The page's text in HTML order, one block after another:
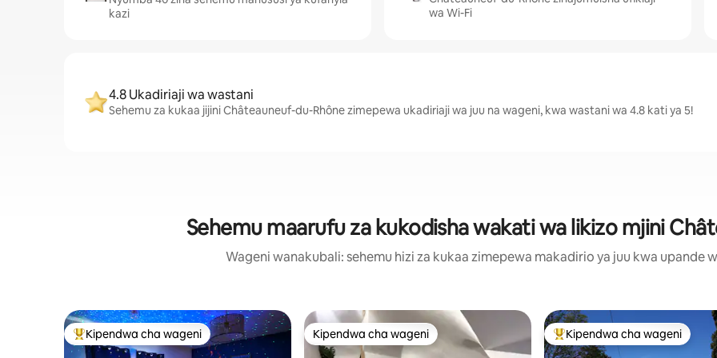
kazi
wa Wi-Fi
4.8 Ukadiriaji wa wastani
Sehemu za kukaa jijini Châteauneuf-du-Rhône zimepewa ukadiriaji wa juu na wageni, kwa wastani wa 4.8 kati ya 5!
Sehemu maarufu za kukodisha wakati wa likizo mjini
Wageni wanakubali: sehemu hizi za kukaa zimepewa makadirio ya juu kwa upande
Kipendwa maarufu cha wageni
Kipendwa cha wageni Kipendwa cha wageni
Kipendwa cha wageni Kipendwa maarufu cha wageni
Kipendwa cha wageni